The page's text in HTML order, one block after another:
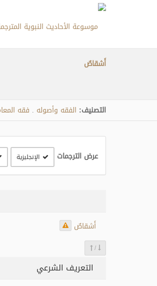
أَشقاصٌ
التصنيف: الفقه وأصوله فقه
عرض الترجمات الإنجليزية
أَشقاصٌ
/
التعريف الشرعي